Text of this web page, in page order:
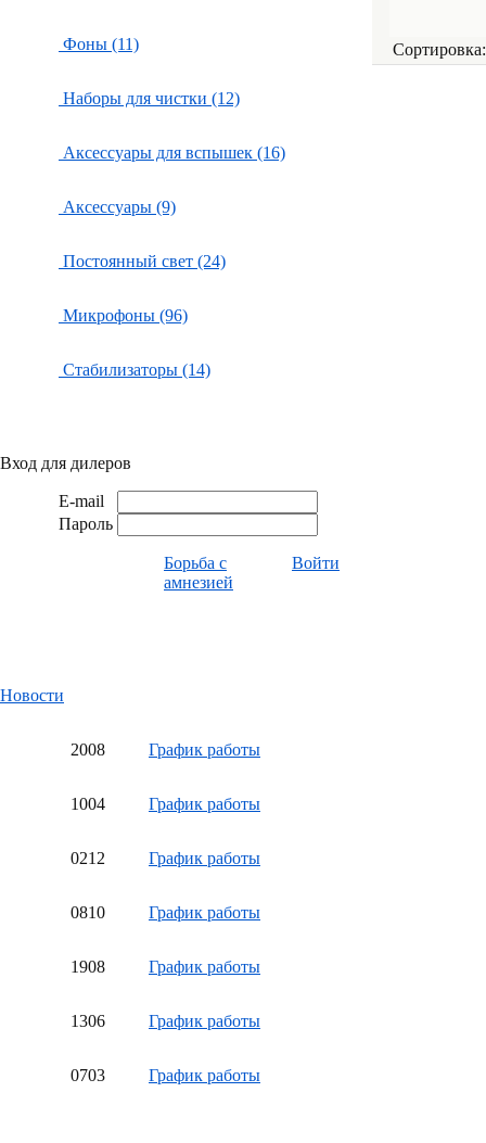
Фоны (11)
Наборы для чистки (12)
Аксессуары для вспышек (16)
Аксессуары (9)
Постоянный свет (24)
Микрофоны (96)
Стабилизаторы (14)
Вход для дилеров
E-mail
Пароль
Борьба с
амнезией
Войти
Новости
2008 График работы
1004 График работы
0212 График работы
0810 График работы
1908 График работы
1306 График работы
0703 График работы